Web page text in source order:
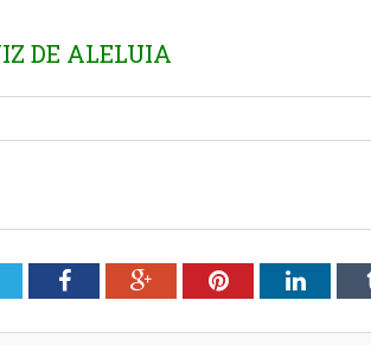
DE ALELUIA
FacebookGoogle+Pinterest